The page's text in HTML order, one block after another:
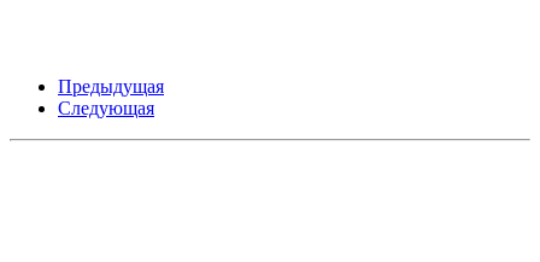
Предыдущая
Следующая